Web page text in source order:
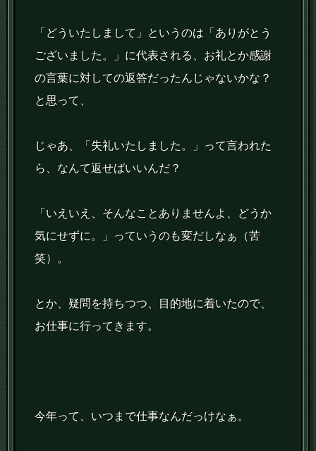
「どういたしまして」というのは「ありがとう
ございました。」に代表される、お礼とか感謝
の言葉に対しての返答だったんじゃないかな？
と思って、
じゃあ、「失礼いたしました。」って言われた
ら、なんて返せばいいんだ？
「いえいえ、そんなことありませんよ、どうか
気にせずに。」っていうのも変だしなぁ（苦
笑）。
とか、疑問を持ちつつ、目的地に着いたので、
お仕事に行ってきます。
今年って、いつまで仕事なんだっけなぁ。